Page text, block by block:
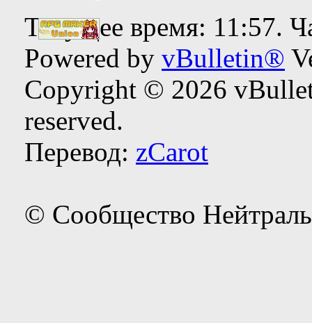
Текущее время: 11:57.
Powered by vBulletin®
Copyright © 2026
reserved.
Перевод: zCarot
© Сообщество